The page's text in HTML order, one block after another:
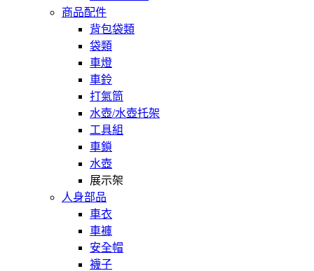
商品配件
背包袋類
袋類
車燈
車鈴
打氣筒
水壺/水壺托架
工具組
車鎖
水壺
展示架
人身部品
車衣
車褲
安全帽
襪子